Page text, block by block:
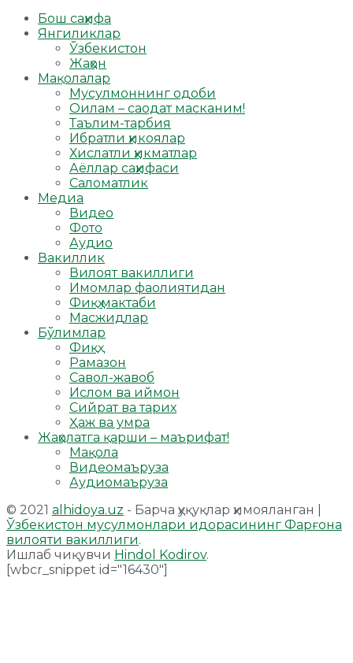
Бош саҳифа
Янгиликлар
Ўзбекистон
Жаҳон
Мақолалар
Мусулмоннинг одоби
Оилам – саодат масканим!
Таълим-тарбия
Ибратли ҳикоялар
Хислатли ҳикматлар
Аёллар саҳифаси
Саломатлик
Медиа
Видео
Фото
Аудио
Вакиллик
Вилоят вакиллиги
Имомлар фаолиятидан
Фиқҳ мактаби
Масжидлар
Бўлимлар
Фиқҳ
Рамазон
Савол-жавоб
Ислом ва иймон
Сийрат ва тарих
Ҳаж ва умра
Жаҳолатга қарши – маърифат!
Мақола
Видеомаъруза
Аудиомаъруза
© 2021 alhidoya.uz - Барча ҳуқуқлар ҳимояланган |
Ўзбекистон мусулмонлари идорасининг Фарғона
вилояти вакиллиги.
Ишлаб чиқувчи Hindol Kodirov.
[wbcr_snippet id="16430"]